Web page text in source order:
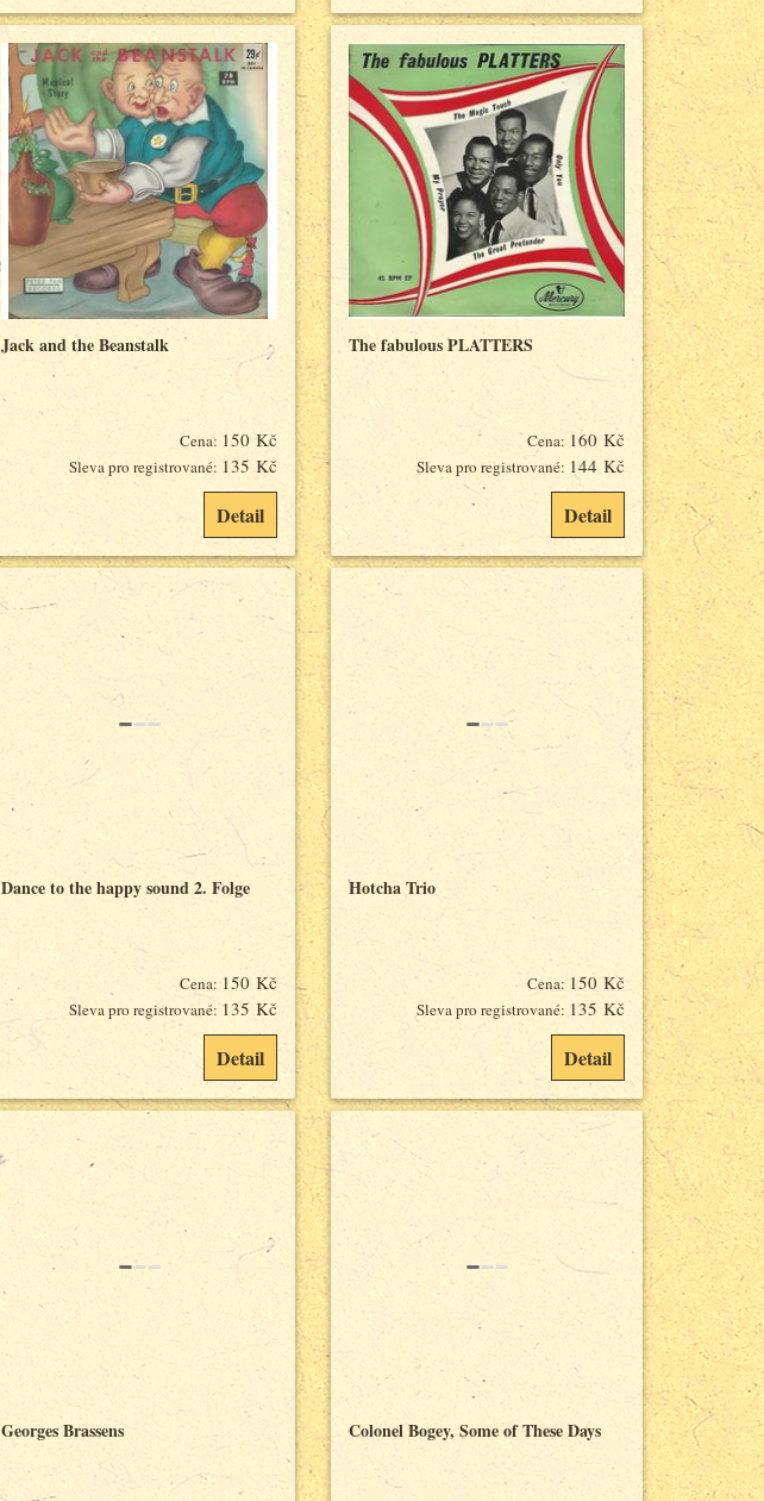
Jack and the Beanstalk
Cena: 150 Kč
Sleva pro registrované: 135 Kč
Detail
The fabulous PLATTERS
Cena: 160 Kč
Sleva pro registrované: 144 Kč
Detail
Dance to the happy sound 2. Folge
Cena: 150 Kč
Sleva pro registrované:135 Kč
Detail
Hotcha Trio
Cena: 150 Kč
Sleva pro registrované: 135 Kč
Detail
Georges Brassens Colonel Bogey, Some of These Days